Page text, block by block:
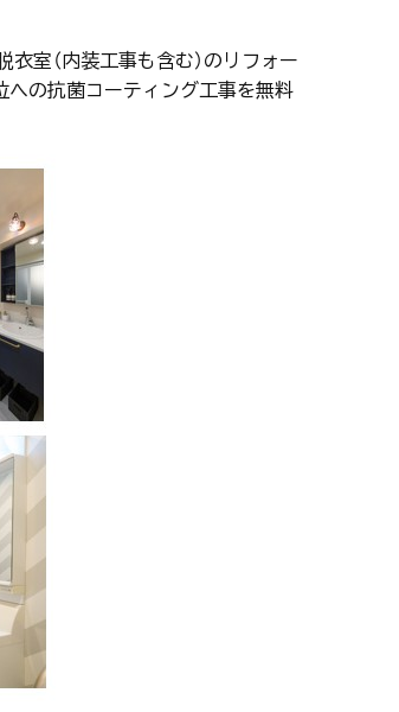
室（内装工事も含む）のリフォー
への抗菌コーティング工事を無料